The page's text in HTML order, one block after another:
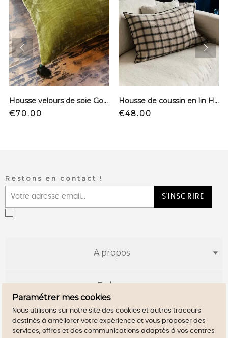
Housse velours de soie Goa - Artichoke
Price
€70.00
Housse de coussin en lin Highland - Namib
Price
€48.00
prev next
Restons en contact !
S'INSCRIRE
A propos
E-shop
Infos utiles
Paramétrer mes cookies
Nous utilisons sur notre site des cookies et autres traceurs
destinés à améliorer votre expérience et vous proposer des
services, offres et des communications adaptés à vos centres